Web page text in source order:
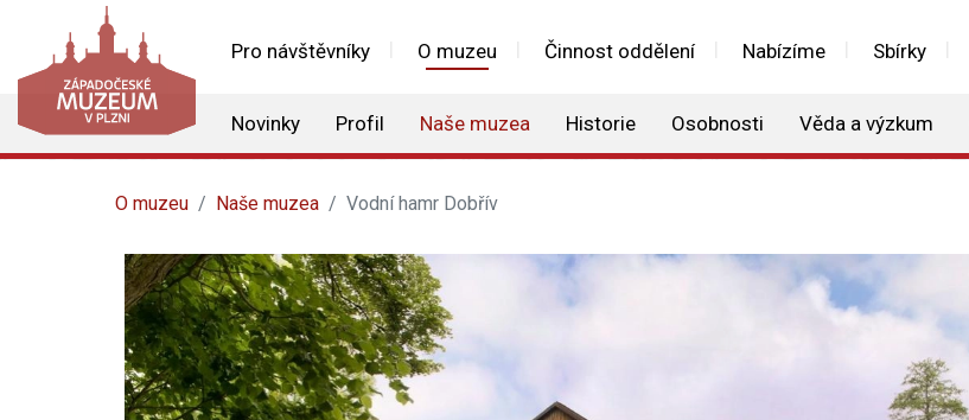
Pro návštěvníky O muzeu Činnost oddělení Nabízíme Sbírky
Novinky Profil Naše muzea Historie Osobnosti Věda a výzkum
O muzeu Naše muzea Vodní hamr Dobřív